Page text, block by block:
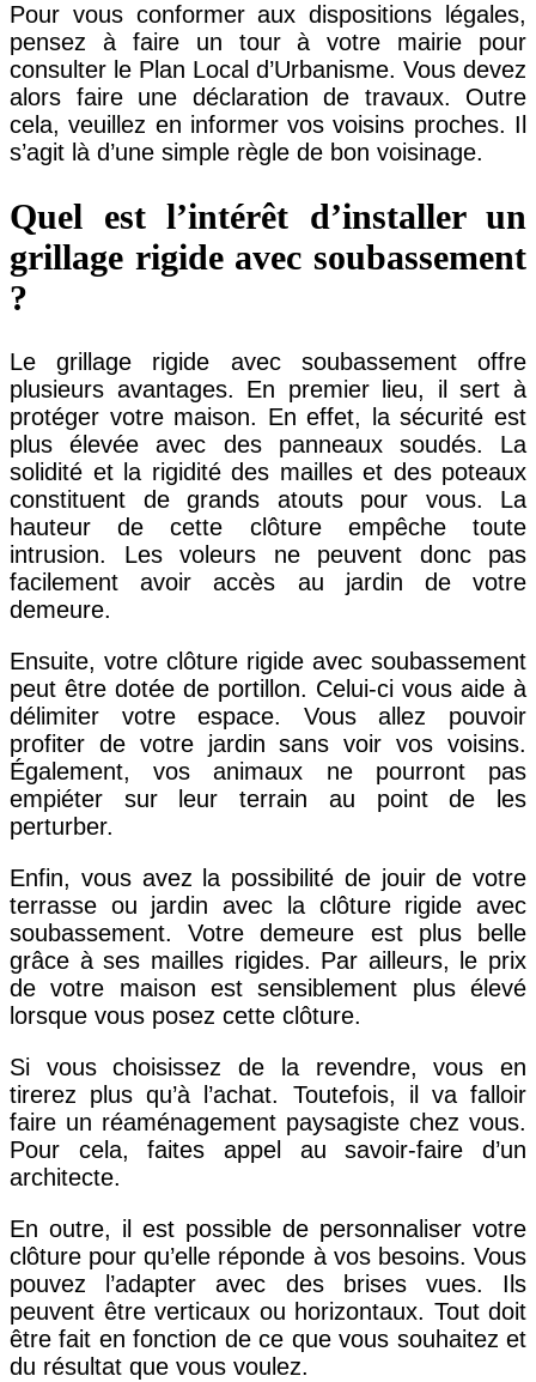
Pour vous conformer aux dispositions légales,
pensez à faire un tour à votre mairie pour
consulter le Plan Local d’Urbanisme. Vous devez
alors faire une déclaration de travaux. Outre
cela, veuillez en informer vos voisins proches. Il
s’agit là d’une simple règle de bon voisinage.
Quel est l’intérêt d’installer un
grillage rigide avec soubassement
?
Le grillage rigide avec soubassement offre
plusieurs avantages. En premier lieu, il sert à
protéger votre maison. En effet, la sécurité est
plus élevée avec des panneaux soudés. La
solidité et la rigidité des mailles et des poteaux
constituent de grands atouts pour vous. La
hauteur de cette clôture empêche toute
intrusion. Les voleurs ne peuvent donc pas
facilement avoir accès au jardin de votre
demeure.
Ensuite, votre clôture rigide avec soubassement
peut être dotée de portillon. Celui-ci vous aide à
délimiter votre espace. Vous allez pouvoir
profiter de votre jardin sans voir vos voisins.
Également, vos animaux ne pourront pas
empiéter sur leur terrain au point de les
perturber.
Enfin, vous avez la possibilité de jouir de votre
terrasse ou jardin avec la clôture rigide avec
soubassement. Votre demeure est plus belle
grâce à ses mailles rigides. Par ailleurs, le prix
de votre maison est sensiblement plus élevé
lorsque vous posez cette clôture.
Si vous choisissez de la revendre, vous en
tirerez plus qu’à l’achat. Toutefois, il va falloir
faire un réaménagement paysagiste chez vous.
Pour cela, faites appel au savoir-faire d’un
architecte.
En outre, il est possible de personnaliser votre
clôture pour qu’elle réponde à vos besoins. Vous
pouvez l’adapter avec des brises vues. Ils
peuvent être verticaux ou horizontaux. Tout doit
être fait en fonction de ce que vous souhaitez et
du résultat que vous voulez.